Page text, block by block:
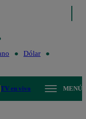
Dólar
TV en vivo MENÚ